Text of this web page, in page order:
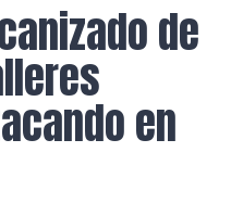
de
en